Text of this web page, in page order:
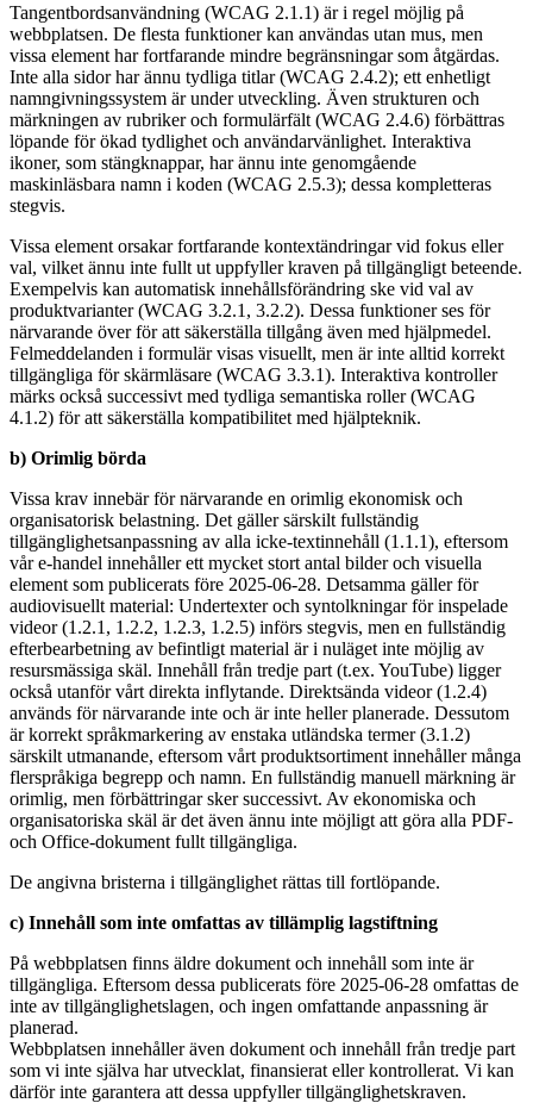
Tangentbordsanvändning (WCAG 2.1.1) är i regel möjlig på
webbplatsen. De flesta funktioner kan användas utan mus, men
vissa element har fortfarande mindre begränsningar som åtgärdas.
Inte alla sidor har ännu tydliga titlar (WCAG 2.4.2); ett enhetligt
namngivningssystem är under utveckling. Även strukturen och
märkningen av rubriker och formulärfält (WCAG 2.4.6) förbättras
löpande för ökad tydlighet och användarvänlighet. Interaktiva
ikoner, som stängknappar, har ännu inte genomgående
maskinläsbara namn i koden (WCAG 2.5.3); dessa kompletteras
stegvis.
Vissa element orsakar fortfarande kontextändringar vid fokus eller
val, vilket ännu inte fullt ut uppfyller kraven på tillgängligt beteende.
Exempelvis kan automatisk innehållsförändring ske vid val av
produktvarianter (WCAG 3.2.1, 3.2.2). Dessa funktioner ses för
närvarande över för att säkerställa tillgång även med hjälpmedel.
Felmeddelanden i formulär visas visuellt, men är inte alltid korrekt
tillgängliga för skärmläsare (WCAG 3.3.1). Interaktiva kontroller
märks också successivt med tydliga semantiska roller (WCAG
4.1.2) för att säkerställa kompatibilitet med hjälpteknik.
b) Orimlig börda
Vissa krav innebär för närvarande en orimlig ekonomisk och
organisatorisk belastning. Det gäller särskilt fullständig
tillgänglighetsanpassning av alla icke-textinnehåll (1.1.1), eftersom
vår e-handel innehåller ett mycket stort antal bilder och visuella
element som publicerats före 2025-06-28. Detsamma gäller för
audiovisuellt material: Undertexter och syntolkningar för inspelade
videor (1.2.1, 1.2.2, 1.2.3, 1.2.5) införs stegvis, men en fullständig
efterbearbetning av befintligt material är i nuläget inte möjlig av
resursmässiga skäl. Innehåll från tredje part (t.ex. YouTube) ligger
också utanför vårt direkta inflytande. Direktsända videor (1.2.4)
används för närvarande inte och är inte heller planerade. Dessutom
är korrekt språkmarkering av enstaka utländska termer (3.1.2)
särskilt utmanande, eftersom vårt produktsortiment innehåller många
flerspråkiga begrepp och namn. En fullständig manuell märkning är
orimlig, men förbättringar sker successivt. Av ekonomiska och
organisatoriska skäl är det även ännu inte möjligt att göra alla PDF-
och Office-dokument fullt tillgängliga.
De angivna bristerna i tillgänglighet rättas till fortlöpande.
c) Innehåll som inte omfattas av tillämplig lagstiftning
På webbplatsen finns äldre dokument och innehåll som inte är
tillgängliga. Eftersom dessa publicerats före 2025-06-28 omfattas de
inte av tillgänglighetslagen, och ingen omfattande anpassning är
planerad.
Webbplatsen innehåller även dokument och innehåll från tredje part
som vi inte själva har utvecklat, finansierat eller kontrollerat. Vi kan
därför inte garantera att dessa uppfyller tillgänglighetskraven.